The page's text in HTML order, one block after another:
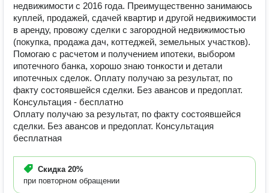
недвижимости с 2016 года. Преимущественно занимаюсь
куплей, продажей, сдачей квартир и другой недвижимости
в аренду, провожу сделки с загородной недвижимостью
(покупка, продажа дач, коттеджей, земельных участков).
Помогаю с расчетом и получением ипотеки, выбором
ипотечного банка, хорошо знаю тонкости и детали
ипотечных сделок. Оплату получаю за результат, по
факту состоявшейся сделки. Без авансов и предоплат.
Консультация - бесплатно
Оплату получаю за результат, по факту состоявшейся
сделки. Без авансов и предоплат. Консультация
бесплатная
Скидка 20%
при повторном обращении